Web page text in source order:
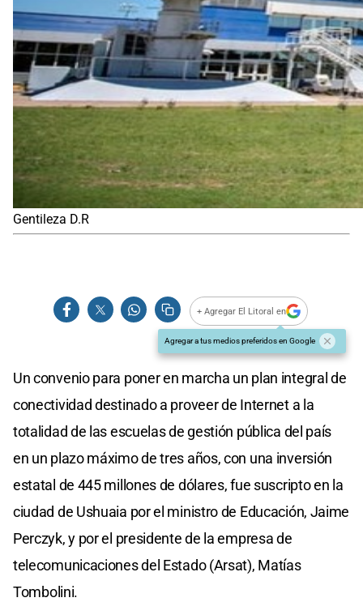
Gentileza D.R
+ Agregar El Litoral en
Agregar a tus medios preferidos en Google
Un convenio para poner en marcha un plan integral de
conectividad destinado a proveer de Internet a la
totalidad de las escuelas de gestión pública del país
en un plazo máximo de tres años, con una inversión
estatal de 445 millones de dólares, fue suscripto en la
ciudad de Ushuaia por el ministro de Educación, Jaime
Perczyk, y por el presidente de la empresa de
telecomunicaciones del Estado (Arsat), Matías
Tombolini.